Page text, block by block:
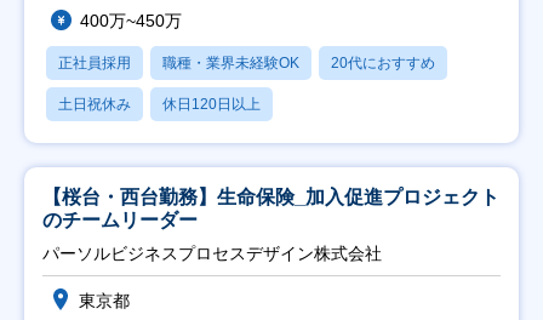
400万~450万
正社員採用 職種・業界未経験OK 20代におすすめ
土日祝休み 休日120日以上
【桜台・西台勤務】生命保険_加入促進プロジェクト
のチームリーダー
パーソルビジネスプロセスデザイン株式会社
東京都